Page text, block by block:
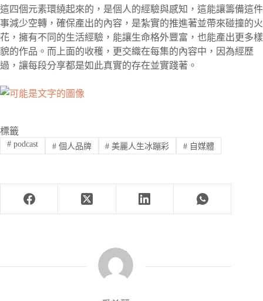
這四個元素環繞起來的，是個人的經驗與感知，這能讓籌備這件
事減少空轉，確保產出的內容，是紮實的推進著並帶來碰撞的火
花，擁有不同的生活經驗，能讓生命格外豐富，也能產出更多樣
貌的作品。而上面的收穫，更交織在每集的內容中，因為經歷
過，讓每段分享都是如此真實的存在並實踐著。
標籤
#podcast #個人品牌 # 美麗人生冰蹦彩 # 自媒體